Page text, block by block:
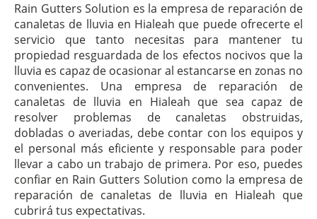
Rain Gutters Solution es la empresa de reparación de
canaletas de lluvia en Hialeah que puede ofrecerte el
servicio que tanto necesitas para mantener tu
propiedad resguardada de los efectos nocivos que la
lluvia es capaz de ocasionar al estancarse en zonas no
convenientes. Una empresa de reparación de
canaletas de lluvia en Hialeah que sea capaz de
resolver problemas de canaletas obstruidas,
dobladas o averiadas, debe contar con los equipos y
el personal más eficiente y responsable para poder
llevar a cabo un trabajo de primera. Por eso, puedes
confiar en Rain Gutters Solution como la empresa de
reparación de canaletas de lluvia en Hialeah que
cubrirá tus expectativas.